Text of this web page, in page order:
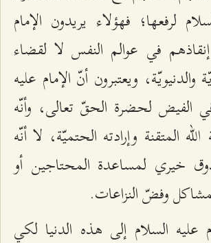
لرفعها؛ فهؤلاء يريدون الإمام
في عوالم النفس لا لقضاء
ويعتبرون أنّ الإمام عليه
الفيض لحضرة الحقّ تعالى، وأنّه
المتقنة وإرادته الحتميّة، لا أنّه
خيري لمساعدة المحتاجين أو
وفضّ النزاعات.
عليه السلام إلى هذه الدنيا لكي